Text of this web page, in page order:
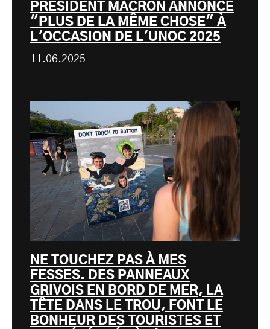
PRÉSIDENT MACRON ANNONCE
"PLUS DE LA MÊME CHOSE" À
L'OCCASION DE L'UNOC 2025
11.06.2025
NE TOUCHEZ PAS À MES
FESSES. DES PANNEAUX
GRIVOIS EN BORD DE MER, LA
TÊTE DANS LE TROU, FONT LE
BONHEUR DES TOURISTES ET